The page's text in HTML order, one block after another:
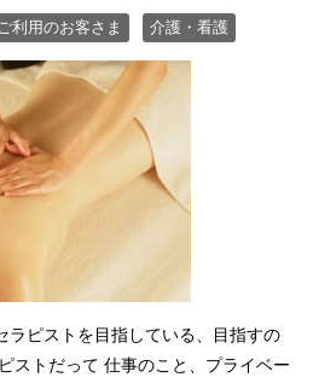
利用のお客さま 介護・看護
ラピストを目指している、目指すの
ストだって 仕事のこと、プライベー